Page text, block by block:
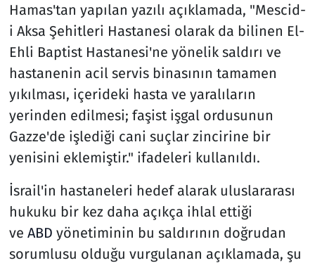
Hamas'tan yapılan yazılı açıklamada, "Mescid-
i Aksa Şehitleri Hastanesi olarak da bilinen El-
Ehli Baptist Hastanesi'ne yönelik saldırı ve
hastanenin acil servis binasının tamamen
yıkılması, içerideki hasta ve yaralıların
yerinden edilmesi; faşist işgal ordusunun
Gazze'de işlediği cani suçlar zincirine bir
yenisini eklemiştir." ifadeleri kullanıldı.
İsrail'in hastaneleri hedef alarak uluslararası
hukuku bir kez daha açıkça ihlal ettiği
ve ABD yönetiminin bu saldırının doğrudan
sorumlusu olduğu vurgulanan açıklamada, şu
Teknoloji ve Bilim
Televizyon